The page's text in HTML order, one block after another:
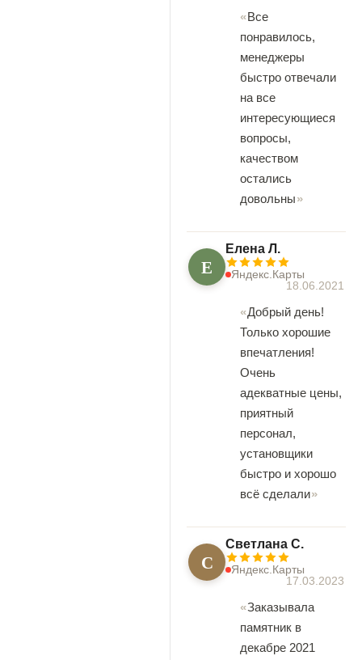
Все
понравилось,
менеджеры
быстро отвечали
на все
интересующиеся
вопросы,
качеством
остались
довольны
Е
Елена Л.
Яндекс.Карты
18.06.2021
Добрый день!
Только хорошие
впечатления!
Очень
адекватные цены,
приятный
персонал,
установщики
быстро и хорошо
всё сделали
С
Светлана С.
Яндекс.Карты
17.03.2023
Заказывала
памятник в
декабре 2021